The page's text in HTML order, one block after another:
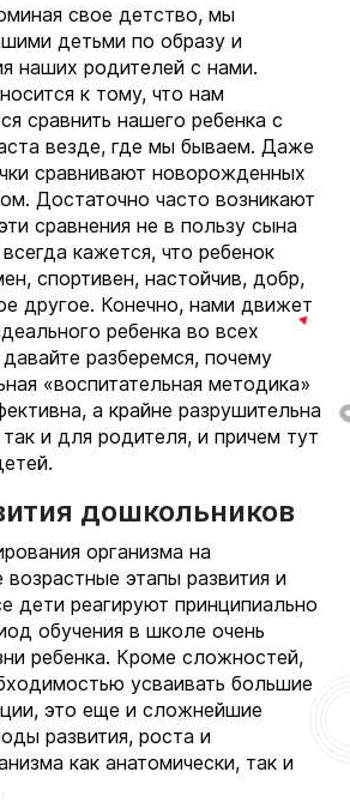
свое детство, мы
детьми по образу и
наших родителей с нами.
к тому, что нам
сравнить нашего ребенка с
везде, где мы бываем. Даже
сравнивают новорожденных
Достаточно часто возникают
сравнения не в пользу сына
кажется, что ребенок
спортивен, настойчив, добр,
другое. Конечно, нами движет
ребенка во всех
разберемся, почему
«воспитательная методика»
а крайне разрушительна
и для родителя, и причем тут
дошкольников
организма на
возрастные этапы развития и
дети реагируют принципиально
обучения в школе очень
ребенка. Кроме сложностей,
усваивать большие
это еще и сложнейшие
развития, роста и
как анатомически, так и